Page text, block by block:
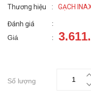
Thương hiệu : GẠCH
Đánh giá
:
Giá
:
Số lượng